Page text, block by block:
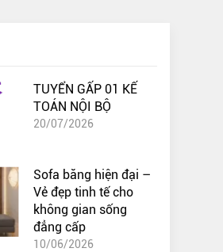
TUYỂN GẤP 01 KẾ
TOÁN NỘI BỘ
20/07/2026
Sofa băng hiện đại –
Vẻ đẹp tinh tế cho
không gian sống
đẳng cấp
10/06/2026